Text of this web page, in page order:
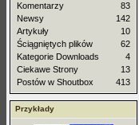
Komentarzy
83
Newsy
142
Artykuły
10
Ściągniętych plików
62
Kategorie Downloads
4
Ciekawe Strony
13
Postów w Shoutbox
413
Przykłady